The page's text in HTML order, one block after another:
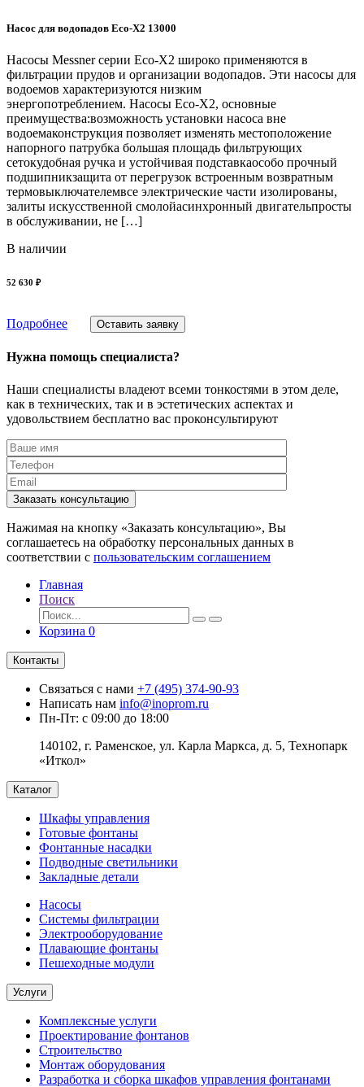
Насос для водопадов Eco-X2 13000
Насосы Messner серии Eco-X2 широко применяются в
фильтрации прудов и организации водопадов. Эти насосы для
водоемов характеризуются низким
энергопотреблением. Насосы Eco-X2, основные
преимущества:возможность установки насоса вне
водоемаконструкция позволяет изменять местоположение
напорного патрубка большая площадь фильтрующих
сетокудобная ручка и устойчивая подставкаособо прочный
подшипникзащита от перегрузок встроенным возвратным
термовыключателемвсе электрические части изолированы,
залиты искусственной смолойасинхронный двигательпросты
в обслуживании, не […]
В наличии
52 630 ₽
Подробнее Оставить заявку
Нужна помощь специалиста?
Наши специалисты владеют всеми тонкостями в этом деле,
как в технических, так и в эстетических аспектах и
удовольствием бесплатно вас проконсультируют
Заказать консультацию
Нажимая на кнопку «Заказать консультацию», Вы
соглашаетесь на обработку персональных данных в
соответствии с пользовательским соглашением
Главная
Поиск
Корзина 0
Контакты
Связаться с нами +7 (495) 374-90-93
Написать нам info@inoprom.ru
Пн-Пт: с 09:00 до 18:00
140102, г. Раменское, ул. Карла Маркса, д. 5, Технопарк
«Иткол»
Каталог
Шкафы управления
Готовые фонтаны
Фонтанные насадки
Подводные светильники
Закладные детали
Насосы
Системы фильтрации
Электрооборудование
Плавающие фонтаны
Пешеходные модули
Услуги
Комплексные услуги
Проектирование фонтанов
Строительство
Монтаж оборудования
Разработка и сборка шкафов управления фонтанами